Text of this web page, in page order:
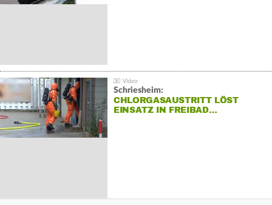
Schriesheim:
CHLORGASAUSTRITT LÖST
EINSATZ IN FREIBAD…